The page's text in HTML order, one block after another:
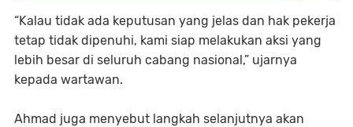
“Kalau tidak ada keputusan yang jelas dan hak pekerja
tetap tidak dipenuhi, kami siap melakukan aksi yang
lebih besar di seluruh cabang nasional,” ujarnya
kepada wartawan.
Ahmad juga menyebut langkah selanjutnya akan